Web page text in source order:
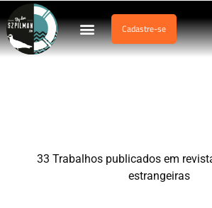
Cadastre-se
33 Trabalhos publicados em
33 Trabalhos publicados em
estrangeiras